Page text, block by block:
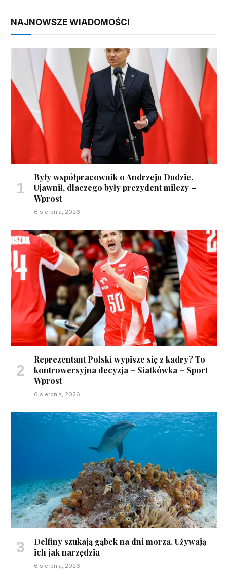
NAJNOWSZE WIADOMOŚCI
Były współpracownik o Andrzeju Dudzie.
Ujawnił, dlaczego były prezydent milczy –
Wprost
6 sierpnia, 2026
Reprezentant Polski wypisze się z kadry? To
kontrowersyjna decyzja – Siatkówka – Sport
Wprost
6 sierpnia, 2026
Delfiny szukają gąbek na dni morza. Używają
ich jak narzędzia
6 sierpnia, 2026